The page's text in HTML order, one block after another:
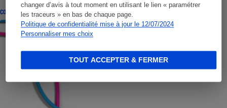
changer d’avis à tout moment en utilisant le lien « paramétrer
les traceurs » en bas de chaque page.
Politique de confidentialité mise à jour le 12/07/2024
Personnaliser mes choix
TOUT ACCEPTER & FERMER
CONSEILS